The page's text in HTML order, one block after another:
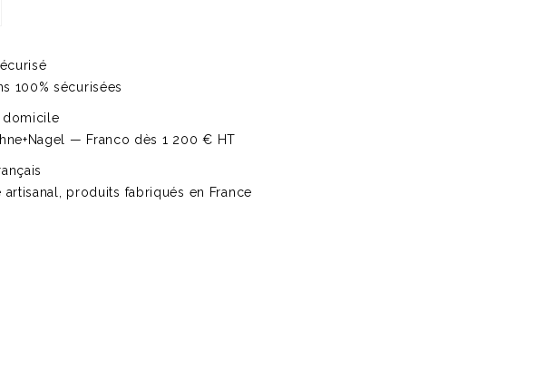
100% sécurisées
domicile
— Franco dès 1 200 € HT
artisanal, produits fabriqués en France